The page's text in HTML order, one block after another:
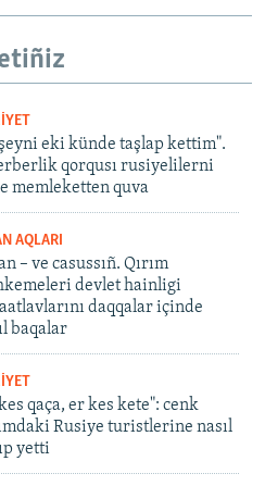
eki künde taşlap kettim".
qorqusı rusiyelilerni
memleketten quva
AQLARI
– ve casussıñ. Qırım
devlet hainligi
daqqalar içinde
baqalar
qaça, er kes kete": cenk
Rusiye turistlerine nasıl
yetti